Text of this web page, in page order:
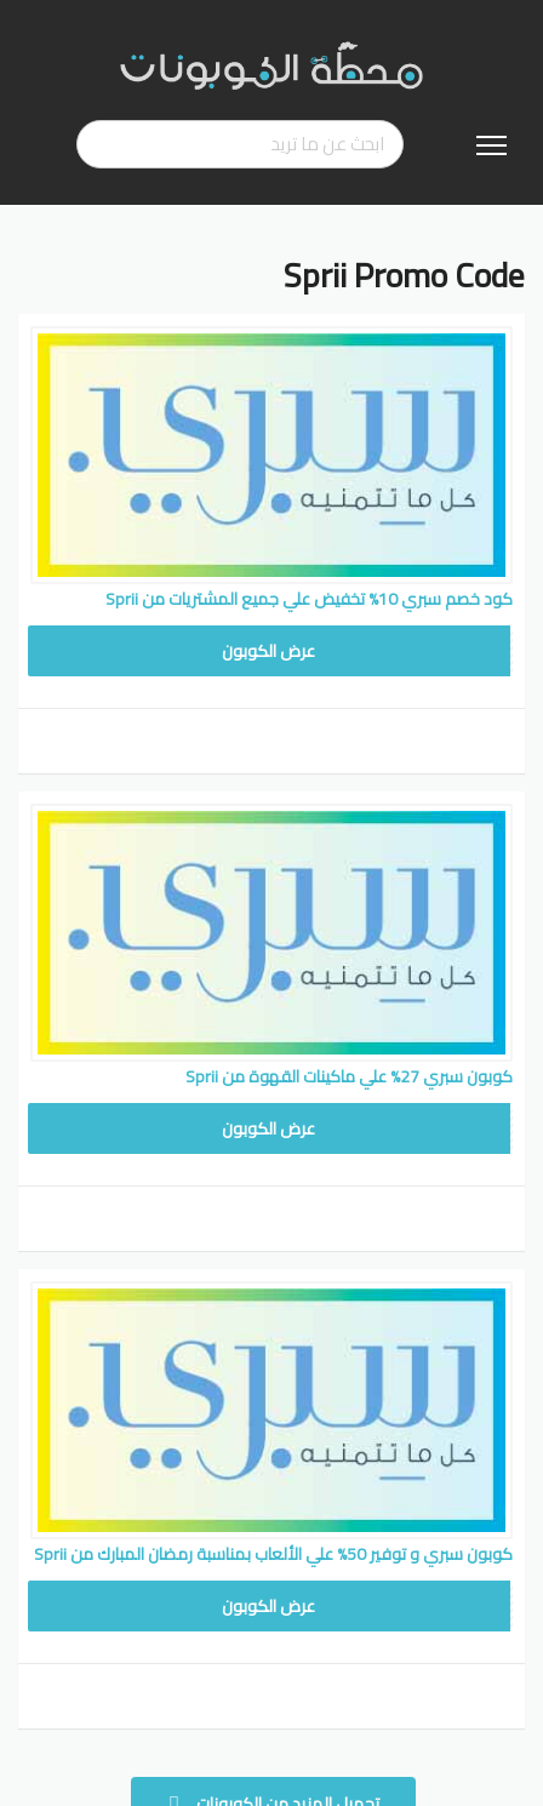
إلى
Sprii Promo Code
كود خصم سبري 10% تخفيض علي جميع المشتريات من Sprii
عرض الكوبون
كوبون سبري 27% علي ماكينات القهوة من Sprii
عرض الكوبون
كوبون سبري و توفير 50% علي الألعاب بمناسبة رمضان المبارك من Sprii
عرض الكوبون